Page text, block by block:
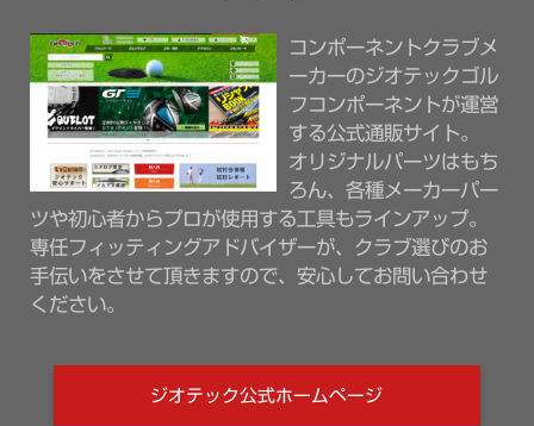
コンポーネントクラブメ
ーカーのジオテックゴル
フコンポーネントが運営
する公式通販サイト。
オリジナルパーツはもち
ろん、各種メーカーパー
ツや初心者からプロが使用する工具もラインアップ。
専任フィッティングアドバイザーが、クラブ選びのお
手伝いをさせて頂きますので、安心してお問い合わせ
ください。
ジオテック公式ホームページ